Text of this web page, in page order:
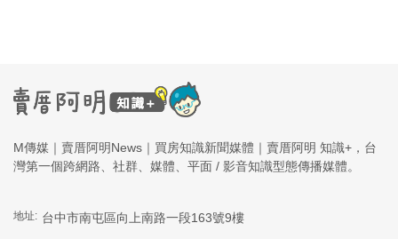
M傳媒｜賣厝阿明News｜買房知識新聞媒體｜賣厝阿明 知識+，台
灣第一個跨網路、社群、媒體、平面 / 影音知識型態傳播媒體。
地址: 台中市南屯區向上南路一段163號9樓